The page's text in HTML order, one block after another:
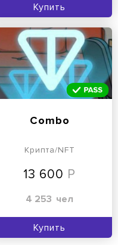
Купить
Combo
Крипта/NFT
13 600
4 253 чел
Купить